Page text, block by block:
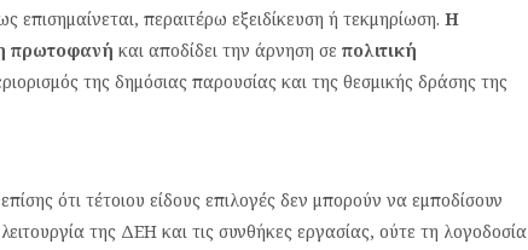
επισημαίνεται, περαιτέρω εξειδίκευση ή τεκμηρίωση. Η
πρωτοφανή και αποδίδει την άρνηση σε πολιτική
της δημόσιας παρουσίας και της θεσμικής δράσης της
ότι τέτοιου είδους επιλογές δεν μπορούν να εμποδίσουν
της ΔΕΗ και τις συνθήκες εργασίας, ούτε τη λογοδοσία